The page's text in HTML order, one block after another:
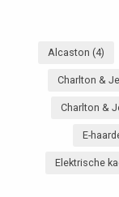
Alcaston (4)
Charlton &
Charlton &
E-
Elektrische